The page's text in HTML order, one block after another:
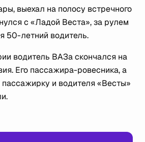
выехал на полосу встречного
с «Ладой Веста», за рулем
50-летний водитель.
водитель ВАЗа скончался на
Его пассажира-ровесника, а
и водителя «Весты»